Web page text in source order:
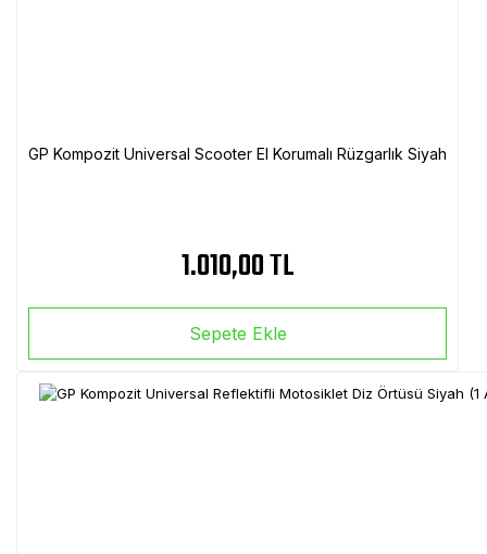
GP Kompozit Universal Scooter El Korumalı Rüzgarlık Siyah
1.010,00 TL
Sepete Ekle